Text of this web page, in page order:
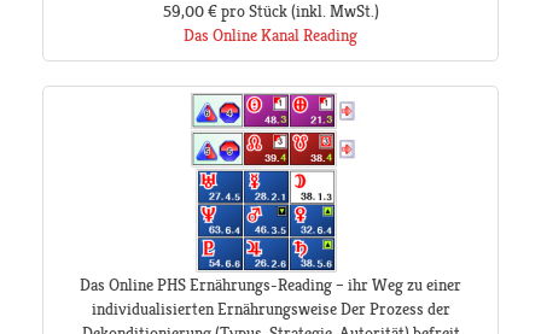
59,00 € pro Stück(inkl. MwSt.)
Das Online Kanal Reading
Das Online PHS Ernährungs-Reading – ihr Weg zu einer
individualisierten Ernährungsweise Der Prozess der